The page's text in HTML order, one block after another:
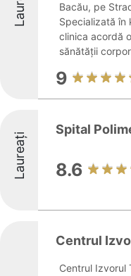
Bacău, pe
Specializată în
clinica acordă
sănătății
9
Laureați
Spital
8.6
Centrul
Centrul Izvorul